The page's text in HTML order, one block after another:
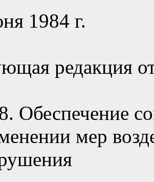
1984 г.
редакция
Обеспечение
мер